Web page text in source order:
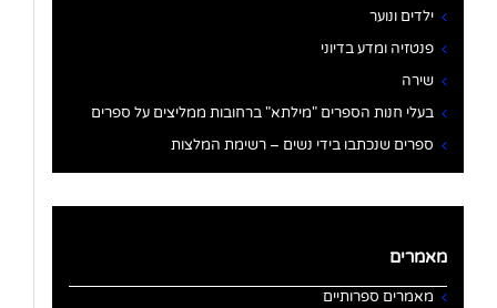
ילדים ונוער
פנטזיה ומדע בדיוני
שירה
בעלי חנות הספרים "מילתא" ברחובות ממליצים על ספרים
ספרים שנכתבו בידי נשים – רשימת המלצות
מאמרים
מאמרים ספרותיים